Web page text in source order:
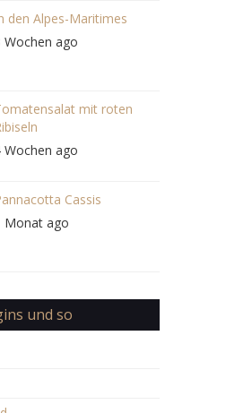
den Alpes-Maritimes
Wochen ago
mit roten
Wochen ago
Cassis
Monat ago
und so